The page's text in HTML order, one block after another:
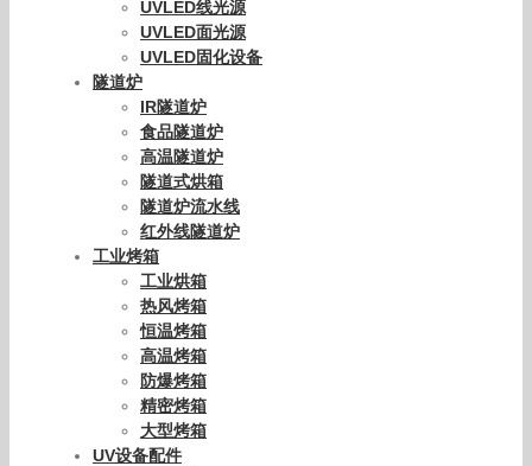
UVLED线光源
UVLED面光源
UVLED固化设备
隧道炉
IR隧道炉
食品隧道炉
高温隧道炉
隧道式烘箱
隧道炉流水线
红外线隧道炉
工业烤箱
工业烘箱
热风烤箱
恒温烤箱
高温烤箱
防爆烤箱
精密烤箱
大型烤箱
UV设备配件